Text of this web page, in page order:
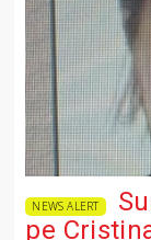
NEWS ALERT
pe